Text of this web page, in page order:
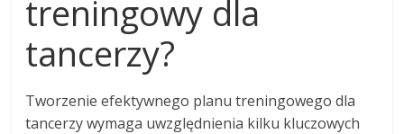
treningowy dla
tancerzy?
Tworzenie efektywnego planu treningowego dla
tancerzy wymaga uwzględnienia kilku kluczowych